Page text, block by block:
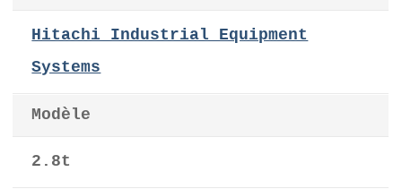
Hitachi Industrial Equipment
Systems
Modèle
2.8t